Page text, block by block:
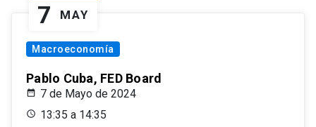
7 MAY
Macroeconomía
Pablo Cuba, FED Board
7 de Mayo de 2024
13:35 a 14:35